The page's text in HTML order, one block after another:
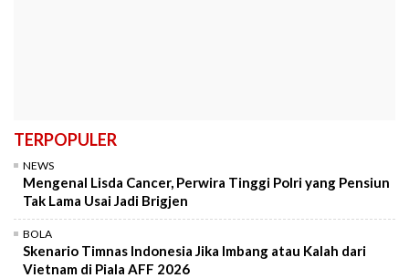
TERPOPULER
NEWS
Mengenal Lisda Cancer, Perwira Tinggi Polri yang Pensiun
Tak Lama Usai Jadi Brigjen
BOLA
Skenario Timnas Indonesia Jika Imbang atau Kalah dari
Vietnam di Piala AFF 2026